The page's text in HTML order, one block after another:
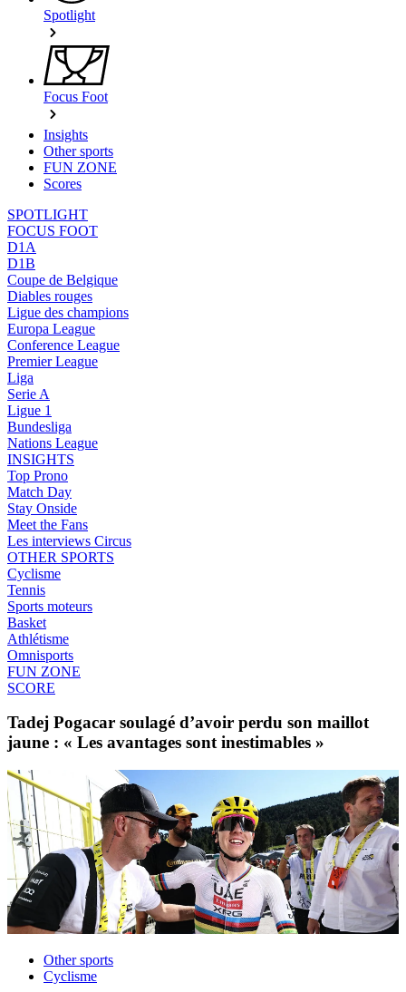
Spotlight
Focus Foot
Insights
Other sports
FUN ZONE
Scores
SPOTLIGHT
FOCUS FOOT
D1A
D1B
Coupe de Belgique
Diables rouges
Ligue des champions
Europa League
Conference League
Premier League
Liga
Serie A
Ligue 1
Bundesliga
Nations League
INSIGHTS
Top Prono
Match Day
Stay Onside
Meet the Fans
Les interviews Circus
OTHER SPORTS
Cyclisme
Tennis
Sports moteurs
Basket
Athlétisme
Omnisports
FUN ZONE
SCORE
Tadej Pogacar soulagé d’avoir perdu son maillot
jaune : « Les avantages sont inestimables »
Other sports
Cyclisme